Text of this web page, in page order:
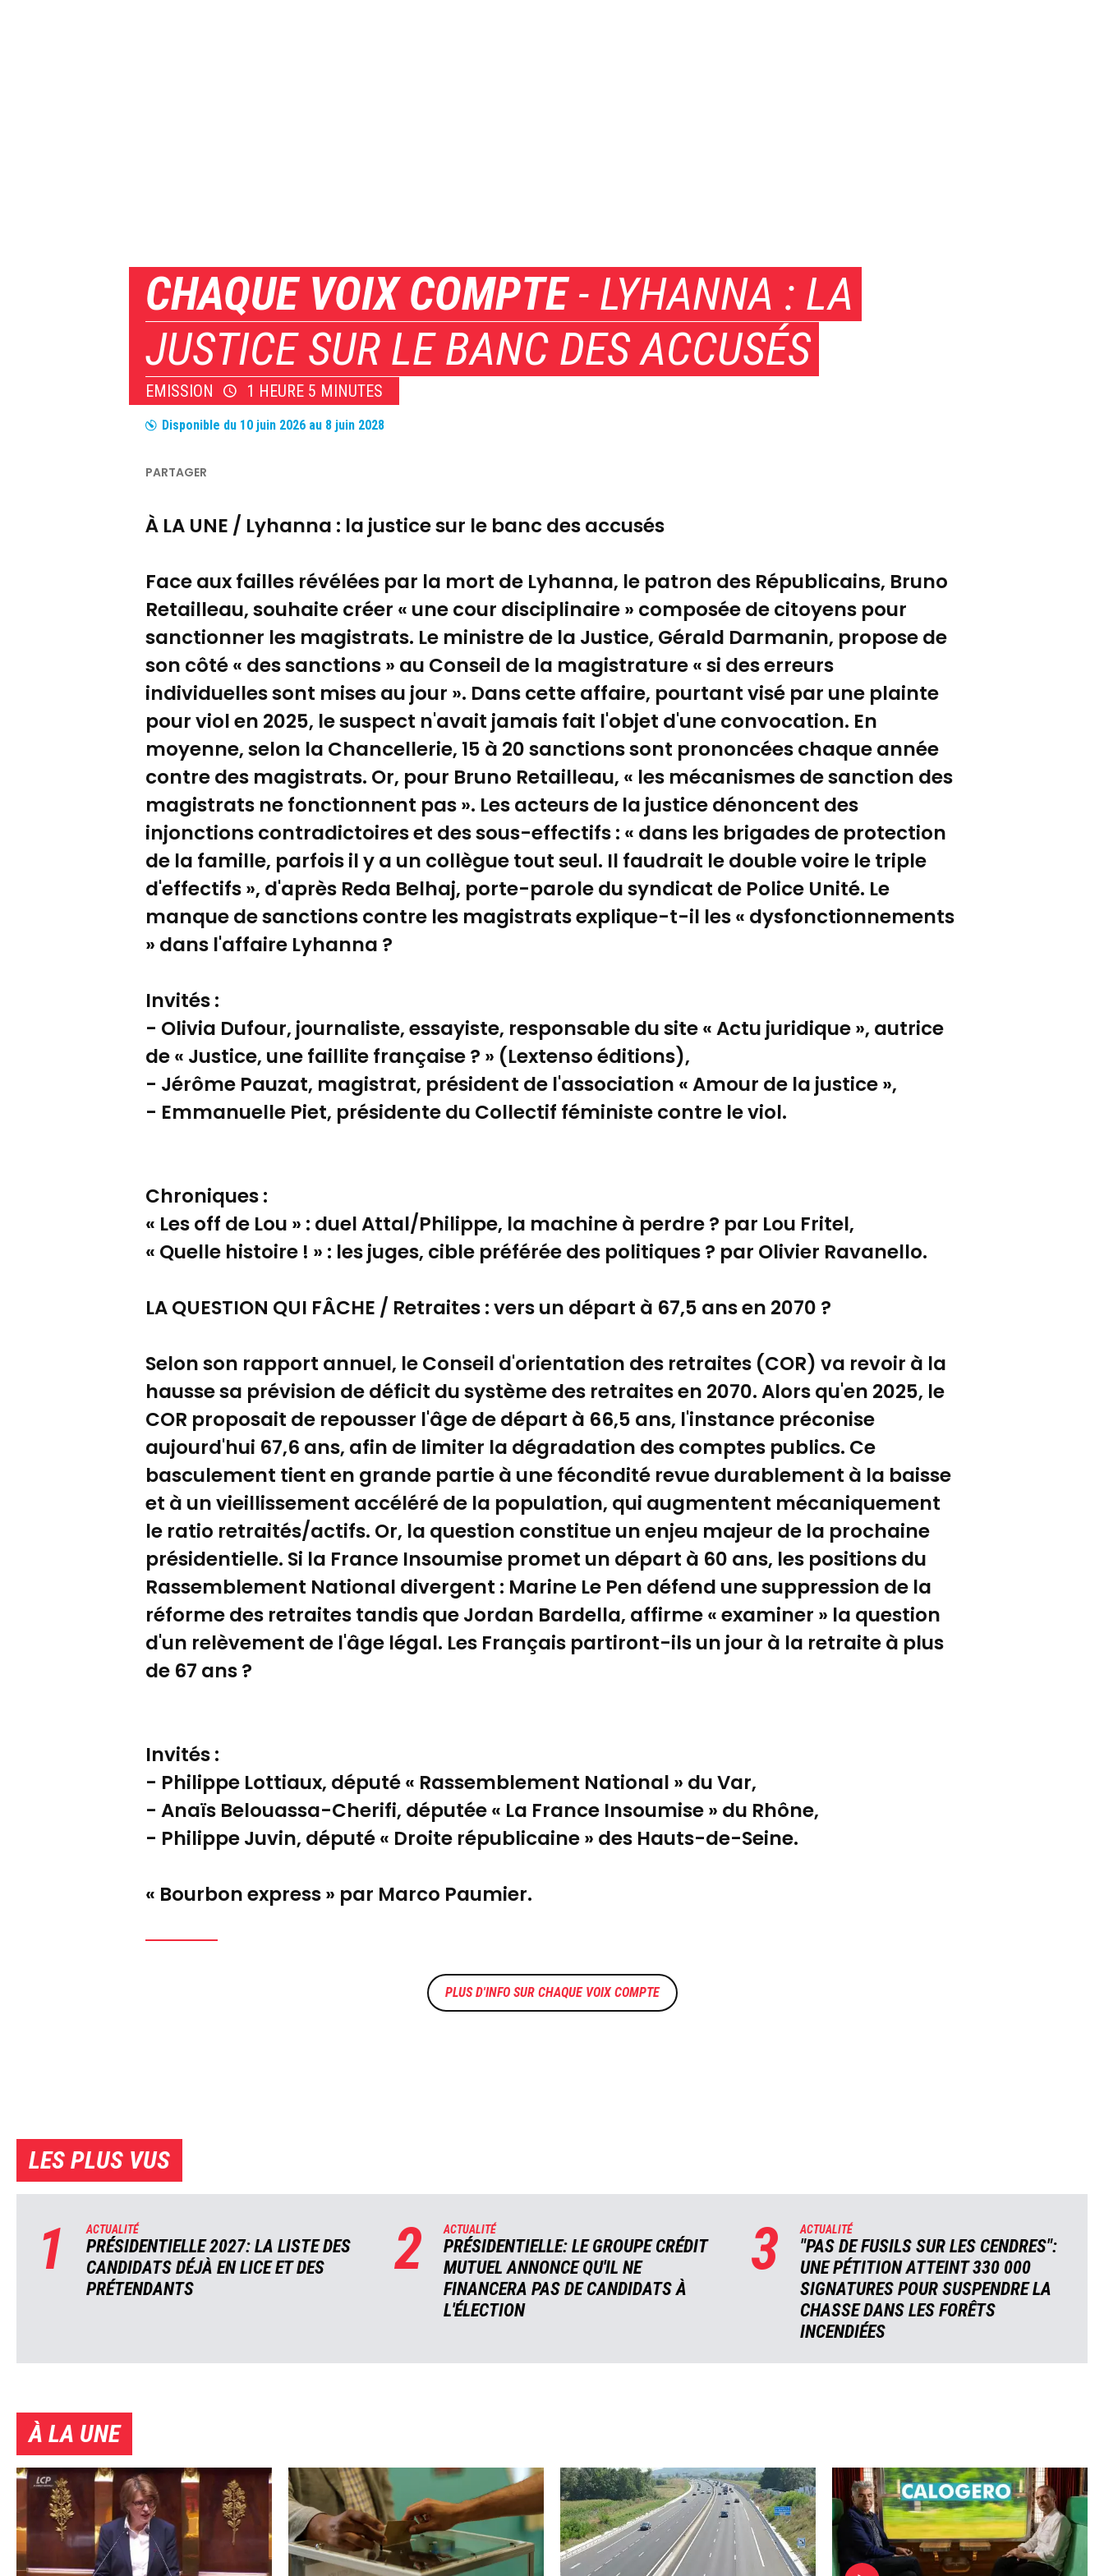
CHAQUE VOIX COMPTE- LYHANNA : LA
JUSTICE SUR LE BANC DES ACCUSÉS
EMISSION 1 HEURE 5 MINUTES
Disponible du 10 juin 2026 au 8 juin 2028
À LA UNE / Lyhanna : la justice sur le banc des accusés
Face aux failles révélées par la mort de Lyhanna, le patron des Républicains, Bruno
Retailleau, souhaite créer « une cour disciplinaire » composée de citoyens pour
sanctionner les magistrats. Le ministre de la Justice, Gérald Darmanin, propose de
son côté « des sanctions » au Conseil de la magistrature « si des erreurs
individuelles sont mises au jour ». Dans cette affaire, pourtant visé par une plainte
pour viol en 2025, le suspect n'avait jamais fait l'objet d'une convocation. En
moyenne, selon la Chancellerie, 15 à 20 sanctions sont prononcées chaque année
contre des magistrats. Or, pour Bruno Retailleau, « les mécanismes de sanction des
magistrats ne fonctionnent pas ». Les acteurs de la justice dénoncent des
injonctions contradictoires et des sous-effectifs : « dans les brigades de protection
de la famille, parfois il y a un collègue tout seul. Il faudrait le double voire le triple
d'effectifs », d'après Reda Belhaj, porte-parole du syndicat de Police Unité. Le
manque de sanctions contre les magistrats explique-t-il les « dysfonctionnements
» dans l'affaire Lyhanna ?
Invités :
- Olivia Dufour, journaliste, essayiste, responsable du site « Actu juridique », autrice
de « Justice, une faillite française ? » (Lextenso éditions),
- Jérôme Pauzat, magistrat, président de l'association « Amour de la justice »,
- Emmanuelle Piet, présidente du Collectif féministe contre le viol.
Chroniques :
« Les off de Lou » : duel Attal/Philippe, la machine à perdre ? par Lou Fritel,
« Quelle histoire ! » : les juges, cible préférée des politiques ? par Olivier Ravanello.
LA QUESTION QUI FÂCHE / Retraites : vers un départ à 67,5 ans en 2070 ?
Selon son rapport annuel, le Conseil d'orientation des retraites (COR) va revoir à la
hausse sa prévision de déficit du système des retraites en 2070. Alors qu'en 2025, le
COR proposait de repousser l'âge de départ à 66,5 ans, l'instance préconise
aujourd'hui 67,6 ans, afin de limiter la dégradation des comptes publics. Ce
basculement tient en grande partie à une fécondité revue durablement à la baisse
et à un vieillissement accéléré de la population, qui augmentent mécaniquement
le ratio retraités/actifs. Or, la question constitue un enjeu majeur de la prochaine
présidentielle. Si la France Insoumise promet un départ à 60 ans, les positions du
Rassemblement National divergent : Marine Le Pen défend une suppression de la
réforme des retraites tandis que Jordan Bardella, affirme « examiner » la question
d'un relèvement de l'âge légal. Les Français partiront-ils un jour à la retraite à plus
de 67 ans ?
Invités :
- Philippe Lottiaux, député « Rassemblement National » du Var,
- Anaïs Belouassa-Cherifi, députée « La France Insoumise » du Rhône,
- Philippe Juvin, député « Droite républicaine » des Hauts-de-Seine.
« Bourbon express » par Marco Paumier.
CHAQUE VOIX COMPTE
LES PLUS VUS
1 ACTUALITÉ
PRÉSIDENTIELLE 2027: LA LISTE DES
CANDIDATS DÉJÀ EN LICE ET DES
PRÉTENDANTS
2 ACTUALITÉ
PRÉSIDENTIELLE: LE GROUPE CRÉDIT
MUTUEL ANNONCE QU'IL NE
FINANCERA PAS DE CANDIDATS À
L'ÉLECTION
3 ACTUALITÉ
"PAS DE FUSILS SUR LES CENDRES":
UNE PÉTITION ATTEINT 330 000
SIGNATURES POUR SUSPENDRE LA
CHASSE DANS LES FORÊTS
INCENDIÉES
À LA UNE
Image Image Image Image